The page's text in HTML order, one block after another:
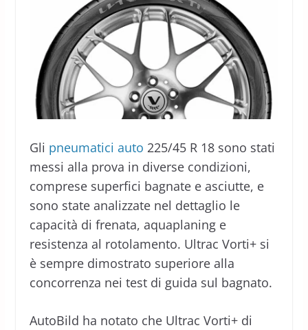
Gli pneumatici auto 225/45 R 18 sono stati
messi alla prova in diverse condizioni,
comprese superfici bagnate e asciutte, e
sono state analizzate nel dettaglio le
capacità di frenata, aquaplaning e
resistenza al rotolamento. Ultrac Vorti+ si
è sempre dimostrato superiore alla
concorrenza nei test di guida sul bagnato.
AutoBild ha notato che Ultrac Vorti+ di